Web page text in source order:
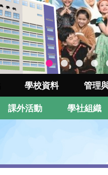
學校資料 管理
課外活動 學社組織